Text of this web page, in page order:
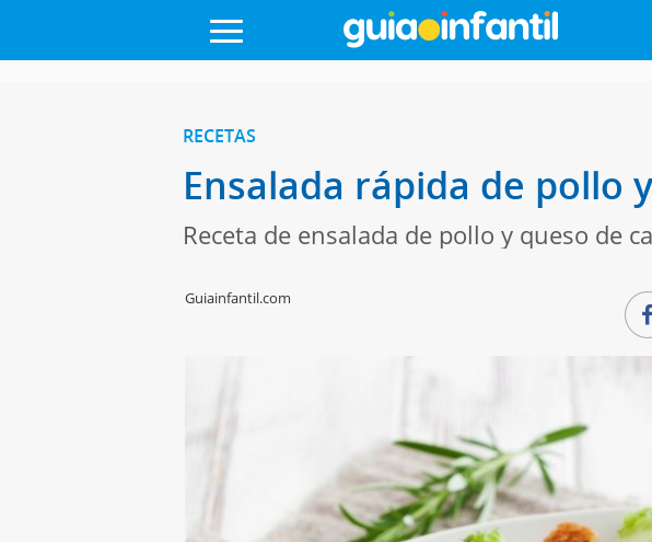
RECETAS
Ensalada rápida de pollo
Receta de ensalada de pollo y queso de
Guiainfantil.com